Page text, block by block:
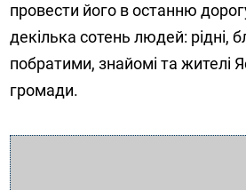
провести його в останню
декілька сотень людей: рідні,
побратими, знайомі та жителі
громади.